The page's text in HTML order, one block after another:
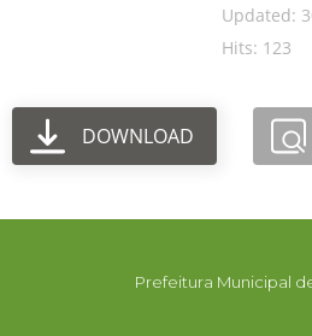
Updated:
Hits: 123
DOWNLOAD
Prefeitura Municipal